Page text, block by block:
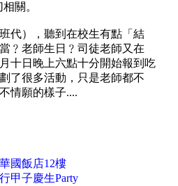
關。
代），聽到在校生有點「結
﹖老師生日﹖司徒老師又在
十日晚上六點十分開始報到吃
了很多活動，只是老師都不
情願的樣子....
國飯店12樓
甲子慶生Party